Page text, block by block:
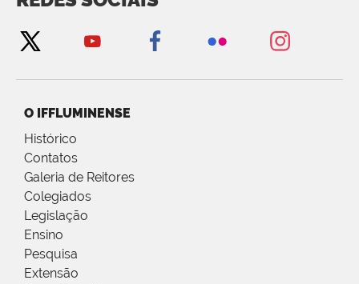
O IFFLUMINENSE
Histórico
Contatos
Galeria de Reitores
Colegiados
Legislação
Ensino
Pesquisa
Extensão